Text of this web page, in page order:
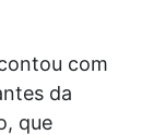
com
da
que